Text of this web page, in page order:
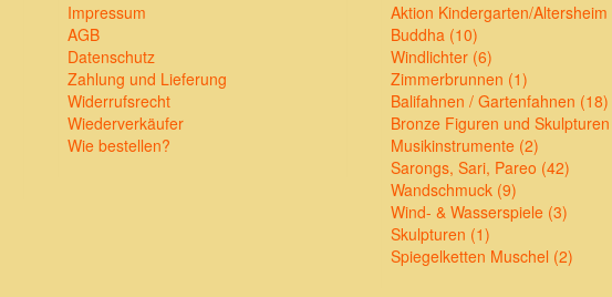
Impressum
AGB
Datenschutz
Zahlung und Lieferung
Widerrufsrecht
Wiederverkäufer
Wie bestellen?
Aktion Kindergarten/Altersheim
Buddha (10)
Windlichter (6)
Zimmerbrunnen (1)
Balifahnen / Gartenfahnen (18)
Bronze Figuren und
Musikinstrumente (2)
Sarongs, Sari, Pareo (42)
Wandschmuck (9)
Wind- & Wasserspiele (3)
Skulpturen (1)
Spiegelketten Muschel (2)